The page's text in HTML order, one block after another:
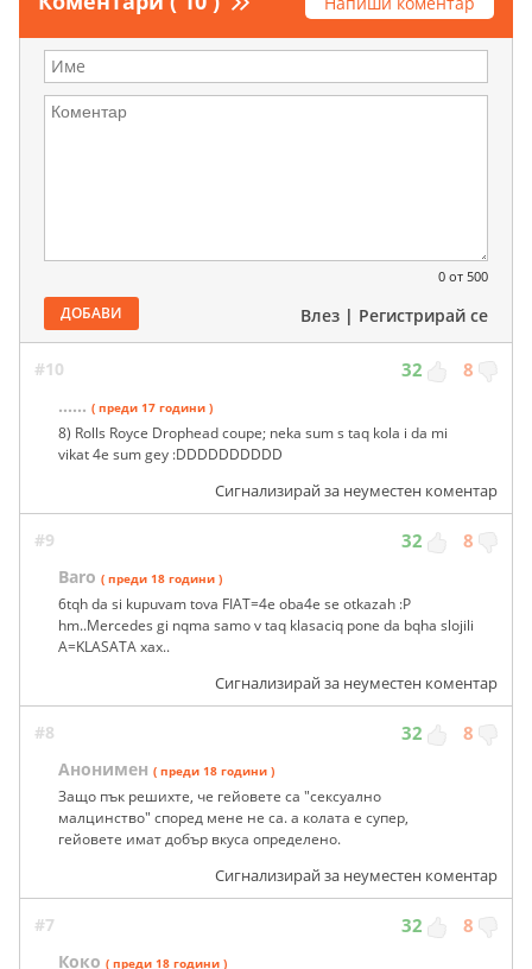
0 от 500
ДОБАВИ Влез | Регистрирай се
#10 32 8
...... ( преди 17 години )
8) Rolls Royce Drophead coupe; neka sum s taq kola i da mi
vikat 4e sum gey :DDDDDDDDDD
Сигнализирай за неуместен коментар
#9 32 8
Baro ( преди 18 години )
6tqh da si kupuvam tova FIAT=4e oba4e se otkazah :P
hm..Mercedes gi nqma samo v taq klasaciq pone da bqha slojili
A=KLASATA xax..
Сигнализирай за неуместен коментар
#8 32 8
Анонимен ( преди 18 години )
Защо пък решихте, че гейовете са "сексуално
малцинство" според мене не са. а колата е супер,
гейовете имат добър вкуса определено.
Сигнализирай за неуместен коментар
#7 32 8
Коко ( преди 18 години )